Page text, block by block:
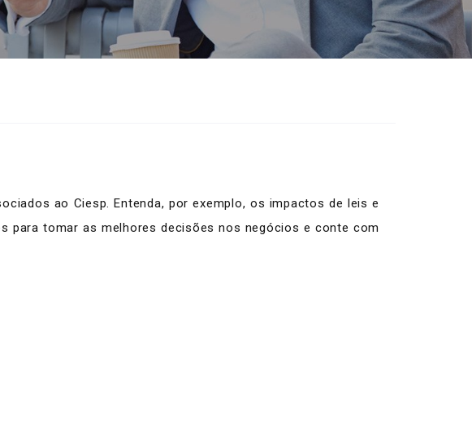
ao Ciesp. Entenda, por exemplo, os impactos de leis e
para tomar as melhores decisões nos negócios e conte com